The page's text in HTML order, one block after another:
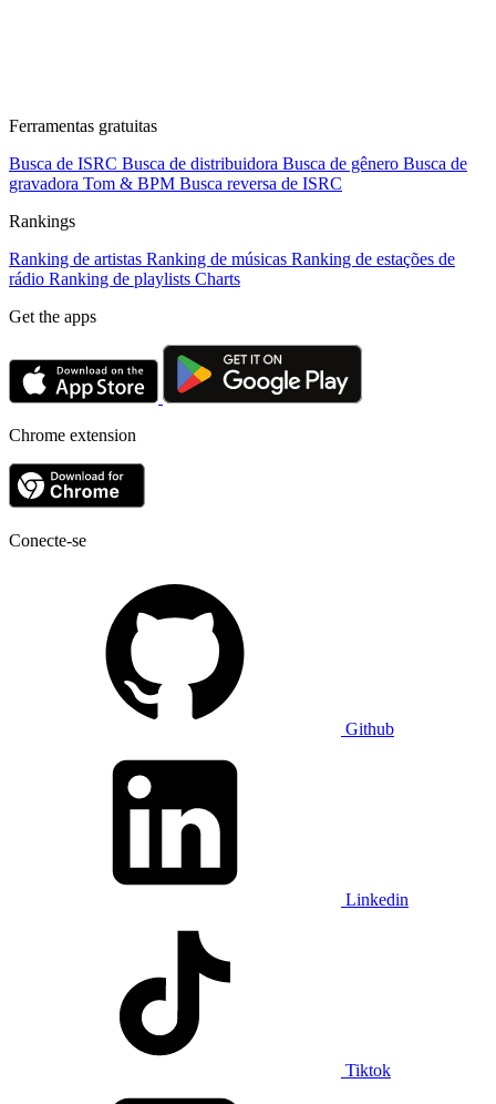
Ferramentas gratuitas
Busca de ISRC Busca de distribuidora Busca de gênero Busca de
gravadora Tom & BPM Busca reversa de ISRC
Rankings
Ranking de artistas Ranking de músicas Ranking de estações de
rádio Ranking de playlists Charts
Get the apps
Chrome extension
Conecte-se
Github
Linkedin
Tiktok